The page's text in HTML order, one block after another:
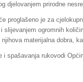
djelovanjem prirodne
proglašeno je za
slijevanjem ogromnih
materijalna dobra,
i spašavanja rukovodi